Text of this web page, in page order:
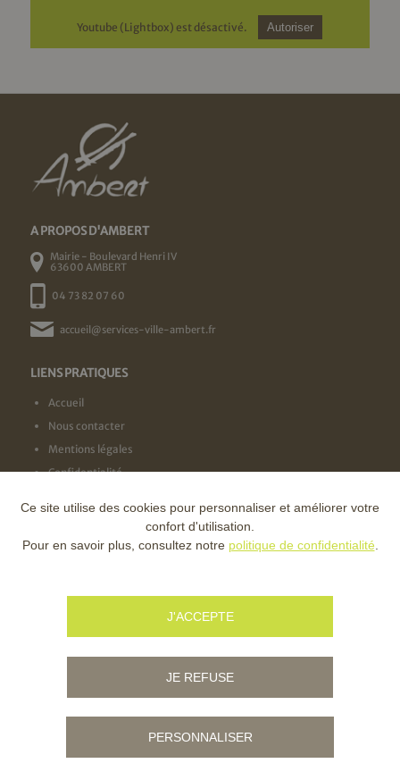
Youtube (Lightbox) est désactivé. Autoriser
A PROPOS D'AMBERT
Mairie - Boulevard Henri IV
63600 AMBERT
04 73 82 07 60
accueil@services-ville-ambert.fr
LIENS PRATIQUES
Accueil
Nous contacter
Mentions légales
Confidentialité
NOS LABELS
Ce site utilise des cookies pour personnaliser et améliorer votre
confort d'utilisation.
Pour en savoir plus, consultez notre politique de confidentialité
J'ACCEPTE
JE REFUSE
PERSONNALISER